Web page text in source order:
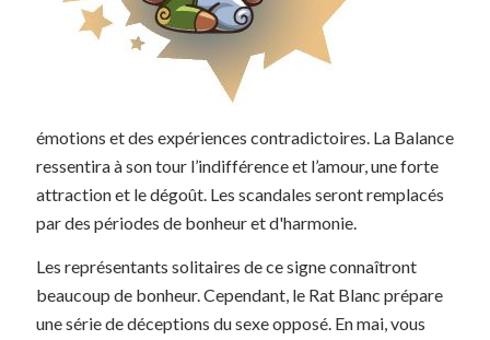
émotions et des expériences contradictoires. La Balance
ressentira à son tour l’indifférence et l’amour, une forte
attraction et le dégoût. Les scandales seront remplacés
par des périodes de bonheur et d'harmonie.
Les représentants solitaires de ce signe connaîtront
beaucoup de bonheur. Cependant, le Rat Blanc prépare
une série de déceptions du sexe opposé. En mai, vous